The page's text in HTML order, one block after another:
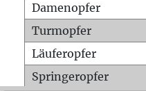
Damenopfer
Turmopfer
Läuferopfer
Springeropfer